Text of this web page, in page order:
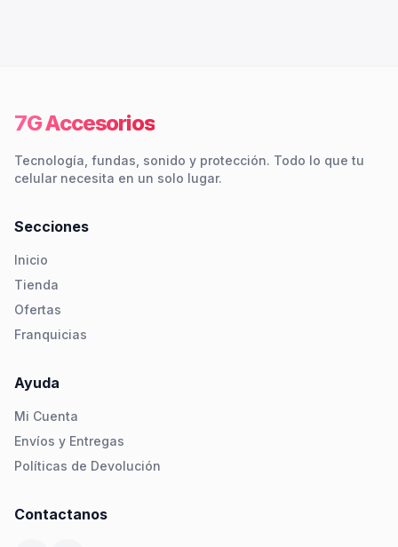
7G Accesorios
Tecnología, fundas, sonido y protección. Todo lo que tu
celular necesita en un solo lugar.
Secciones
Inicio
Tienda
Ofertas
Franquicias
Ayuda
Mi Cuenta
Envíos y Entregas
Políticas de Devolución
Contactanos